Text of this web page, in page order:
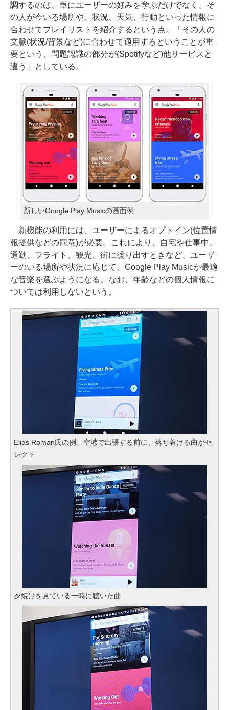
調するのは、単にユーザーの好みを学ぶだけでなく、そ
の人が今いる場所や、状況、天気、行動といった情報に
合わせてプレイリストを紹介するという点。「その人の
文脈(状況/背景など)に合わせて適用するということが重
要という、問題認識の部分が(Spotifyなど)他サービスと
違う」としている。
新しいGoogle Play Musicの画面例
新機能の利用には、ユーザーによるオプトイン(位置情
報提供などの同意)が必要。これにより、自宅や仕事中、
通勤、フライト、観光、街に繰り出すときなど、ユーザ
ーのいる場所や状況に応じて、Google Play Musicが最適
な音楽を選ぶようになる。なお、年齢などの個人情報に
ついては利用しないという。
Elias Roman氏の例。空港で出張する前に、落ち着ける曲がセ
レクト
夕焼けを見ている一時に聴いた曲